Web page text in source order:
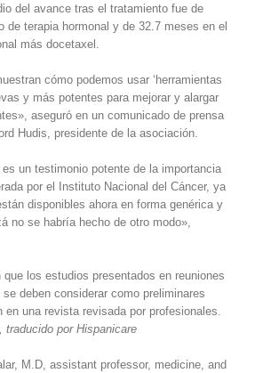
del avance tras el tratamiento fue de
de terapia hormonal y de 32.7 meses en el
más docetaxel.
cómo podemos usar ‘herramientas
y más potentes para mejorar y alargar
aseguró en un comunicado de prensa
Hudis, presidente de la asociación.
un testimonio potente de la importancia
por el Instituto Nacional del Cáncer, ya
disponibles ahora en forma genérica y
no se habría hecho de otro modo»,
que los estudios presentados en reuniones
deben considerar como preliminares
en una revista revisada por profesionales.
traducido por Hispanicare
M.D, assistant professor, medicine, and